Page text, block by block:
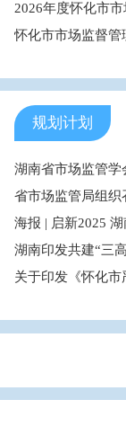
2026年度怀化市
规划计划
海报 | 启新2025